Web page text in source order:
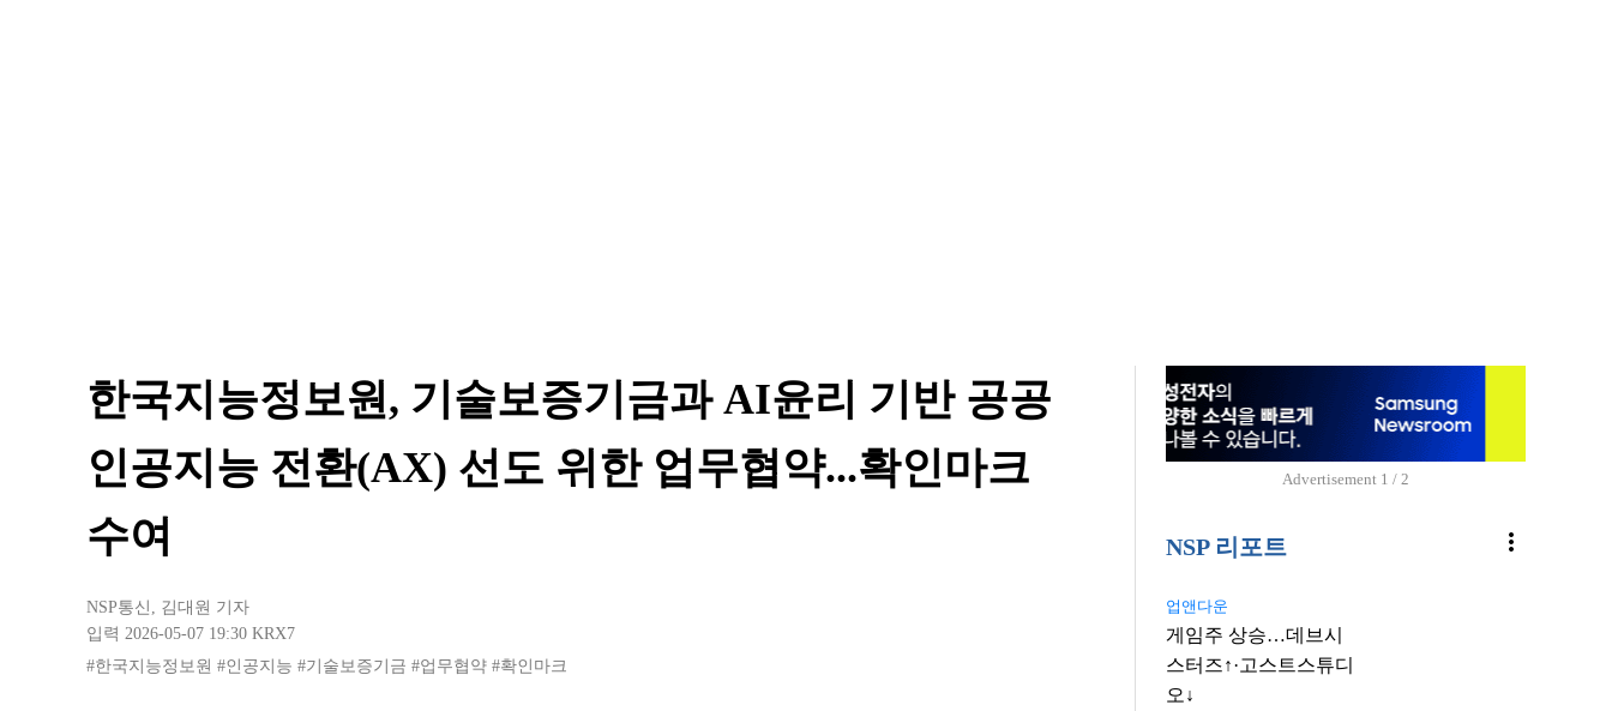
한국지능정보원, 기술보증기금과 AI윤리 기반 공공
인공지능 전환(AX) 선도 위한 업무협약...확인마크
수여
NSP통신 , 김대원 기자
입력 2026-05-07 19:30 KRX7
#한국지능정보원 #인공지능 #기술보증기금 #업무협약 #확인마크
Advertisement 1 / 2
NSP 리포트 more_vert
업앤다운
게임주 상승…데브시
스터즈↑·고스트스튜디
오↓